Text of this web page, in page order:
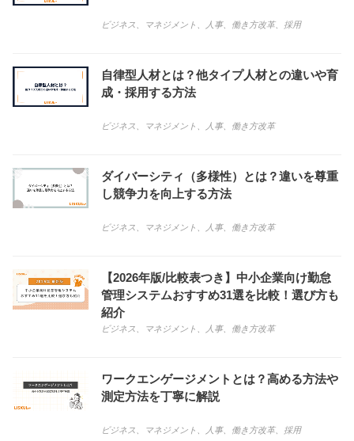
ビジネス マネジメント 人事、 働き方改革、 採用
自律型人材とは？他タイプ人材との違いや育
成・採用する方法
ビジネス マネジメント 人事、 働き方改革
ダイバーシティ（多様性）とは？違いを尊重
し競争力を向上する方法
ビジネス マネジメント 人事、 働き方改革
【2026年版/比較表つき】中小企業向け勤怠
管理システムおすすめ31選を比較！選び方も
紹介
ビジネス マネジメント 人事、 働き方改革
ワークエンゲージメントとは？高める方法や
測定方法を丁寧に解説
ビジネス マネジメント 人事、 働き方改革、 採用